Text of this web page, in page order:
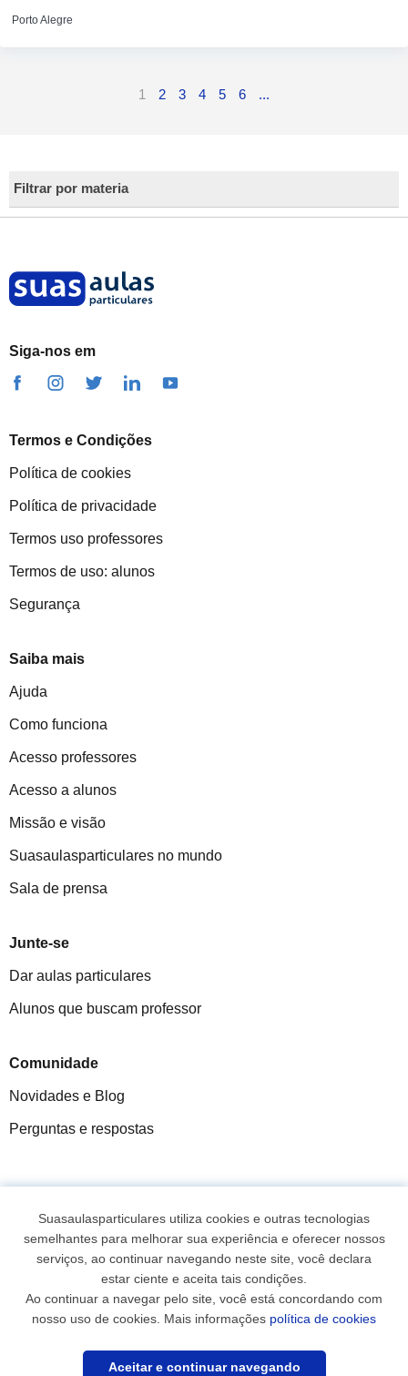
Porto Alegre
1 2 3 4 5 6 ...
Filtrar por materia
Siga-nos em
Termos e Condições
Política de cookies
Política de privacidade
Termos uso professores
Termos de uso: alunos
Segurança
Saiba mais
Ajuda
Como funciona
Acesso professores
Acesso a alunos
Missão e visão
Suasaulasparticulares no mundo
Sala de prensa
Junte-se
Dar aulas particulares
Alunos que buscam professor
Comunidade
Novidades e Blog
Perguntas e respostas
Fantástica★★★★★ 9,5/10
opiniões de alunos
© 2007 - 2026 Suas aulas particulares
Mapa do site:Professores particulares
Suasaulasparticulares utiliza cookies e outras tecnologias
semelhantes para melhorar sua experiência e oferecer nossos
serviços, ao continuar navegando neste site, você declara
estar ciente e aceita tais condições.
Ao continuar a navegar pelo site, você está concordando com
nosso uso de cookies. Mais informações política de cookies
Aceitar e continuar navegando